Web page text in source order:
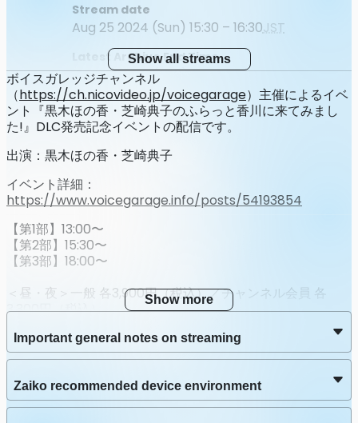
Stream date
Aug 25 2024 (Sun) 15:30 – 16:30JST
Latest Archive End Time
Sep 24 2024 (Tue) 23:59JST
第3部配信
Streaming
Stream date
Aug 25 2024 (Sun) 18:00 – 19:00
Latest Archive End Time
Sep 24 2024 (Tue) 23:59JST
Show all streams
ボイスガレッジチャンネル
（https://ch.nicovideo.jp/voicegarage）主催によるイベ
ント『黒木ほの香・芝崎典子のふらっと香川に来てみまし
た!』DLC発売記念イベントの配信です。
出演：黒木ほの香・芝崎典子
イベント詳細：
https://www.voicegarage.info/posts/54193854
【第1部】13:00〜
【第2部】15:30〜
【第3部】18:00〜
＜昼・夜＞一般 各3,900円（税込）／チャンネル会員 各
3,300円（税込）
＜3部通し＞一般 11,700円（税込）／チャンネル会員 9,900
円（税込）
※会員価格での購入は「イベント詳細」ページをご確認くだ
＜ボイスガレッジチャンネルへの入会はこちら＞
Show more
Important general notes on streaming
Zaiko recommended device environment